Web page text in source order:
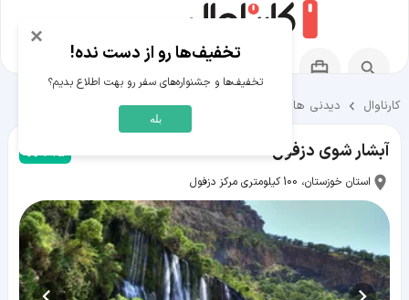
کارناوال دیدنی ها و تفریحات دیدنی ها و تفریحات دزفول
آبشار شوی دزفول 4.5
استان خوزستان، 100 کیلومتری مرکز دزفول
×
تخفیف‌ها رو از دست نده!
تخفیف‌ها و جشنواره‌های سفر رو بهت اطلاع بدیم؟
بله